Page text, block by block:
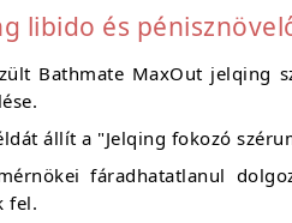
libido és
Bathmate MaxOut jelqing
állít a "Jelqing fokozó
fáradhatatlanul
fel.